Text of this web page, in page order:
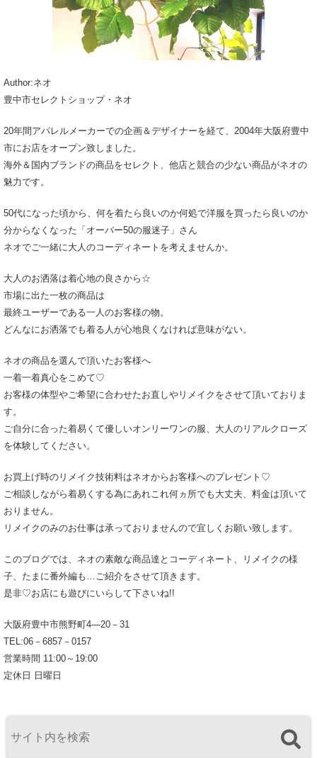
Author:ネオ
豊中市セレクトショップ・ネオ
20年間アパレルメーカーでの企画＆デザイナーを経て、2004年大阪府豊中
市にお店をオープン致しました。
海外＆国内ブランドの商品をセレクト、他店と競合の少ない商品がネオの
魅力です。
50代になった頃から、何を着たら良いのか何処で洋服を買ったら良いのか
分からなくなった「オーバー50の服迷子」さん
ネオでご一緒に大人のコーディネートを考えませんか。
大人のお洒落は着心地の良さから☆
市場に出た一枚の商品は
最終ユーザーである一人のお客様の物。
どんなにお洒落でも着る人が心地良くなければ意味がない。
ネオの商品を選んで頂いたお客様へ
一着一着真心をこめて♡
お客様の体型やご希望に合わせたお直しやリメイクをさせて頂いておりま
す。
ご自分に合った着易くて優しいオンリーワンの服、大人のリアルクローズ
を体験してください。
お買上げ時のリメイク技術料はネオからお客様へのプレゼント♡
ご相談しながら着易くする為にあれこれ何ヵ所でも大丈夫、料金は頂いて
おりません。
リメイクのみのお仕事は承っておりませんので宜しくお願い致します。
このブログでは、ネオの素敵な商品達とコーディネート、リメイクの様
子、たまに番外編も…ご紹介をさせて頂きます。
是非♡お店にも遊びにいらして下さいね!!
大阪府豊中市熊野町4―20－31
TEL:06－6857－0157
営業時間 11:00～19:00
定休日 日曜日